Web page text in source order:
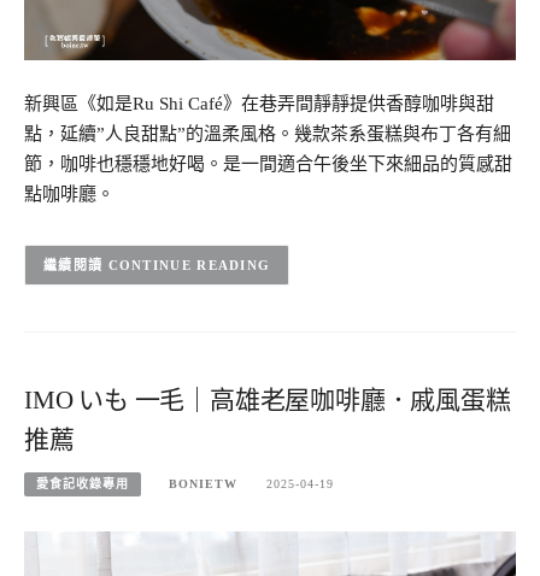
新興區《如是Ru Shi Café》在巷弄間靜靜提供香醇咖啡與甜
點，延續”人良甜點”的溫柔風格。幾款茶系蛋糕與布丁各有細
節，咖啡也穩穩地好喝。是一間適合午後坐下來細品的質感甜
點咖啡廳。
CONTINUE READING
IMO いも 一毛｜高雄老屋咖啡廳．戚風蛋糕
推薦
愛食記收錄專用 BONIETW 2025-04-19